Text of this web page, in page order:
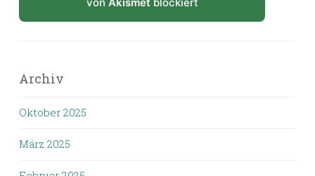
Archiv
Oktober 2025
März 2025